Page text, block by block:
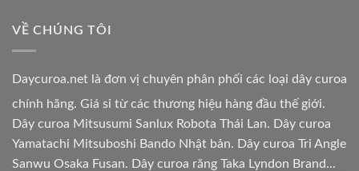
VỀ CHÚNG TÔI
Daycuroa.net là đơn vị chuyên phân phối các loại dây curoa
chính hãng. Giá sỉ từ các thương hiệu hàng đầu thế giới.
Dây curoa Mitsusumi Sanlux Robota Thái Lan. Dây curoa
Yamatachi Mitsuboshi Bando Nhật bản. Dây curoa Tri Angle
Sanwu Osaka Fusan. Dây curoa răng Taka Lyndon Brand...